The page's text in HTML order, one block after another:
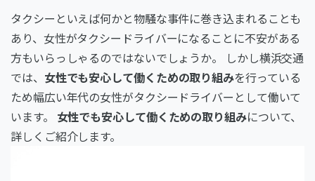
タクシーといえば何かと物騒な事件に巻き込まれることも
あり、女性がタクシードライバーになることに不安がある
方もいらっしゃるのではないでしょうか。 しかし横浜交通
では、 女性でも安心して働くための取り組みを行っている
ため幅広い年代の女性がタクシードライバーとして働いて
います。 女性でも安心して働くための取り組みについて、
詳しくご紹介します。